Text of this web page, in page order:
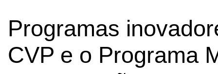
Programas
CVP e o Programa